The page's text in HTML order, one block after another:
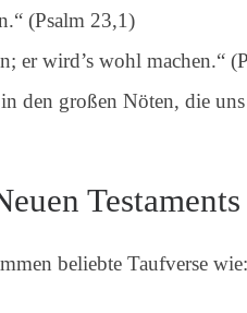
(Psalm 23,1)
er wird’s wohl machen.“
den großen Nöten, die
Testaments
beliebte Taufverse wie: